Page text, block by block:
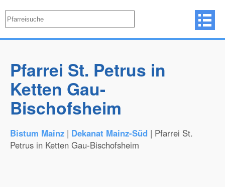
Pfarrei St. Petrus in
Ketten Gau-
Bischofsheim
Bistum Mainz | Dekanat Mainz-Süd | Pfarrei St.
Petrus in Ketten Gau-Bischofsheim